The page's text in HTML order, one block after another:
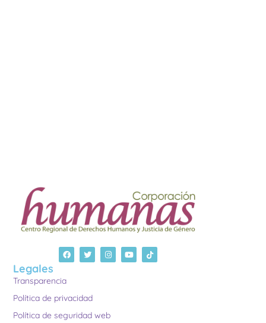
Legales
Transparencia
Política de privacidad
Política de seguridad web